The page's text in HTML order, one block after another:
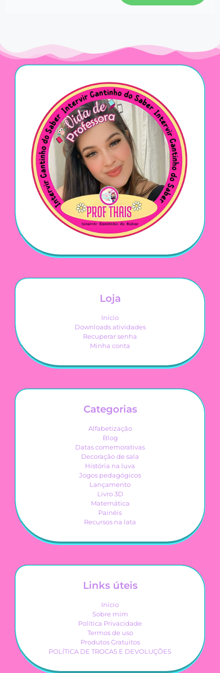
Loja
Início
Downloads atividades
Recuperar senha
Minha conta
Categorias
Alfabetização
Blog
Datas comemorativas
Decoração de sala
História na luva
Jogos pedagógicos
Lançamento
Livro 3D
Matemática
Painéis
Recursos na lata
Links úteis
Início
Sobre mim
Política Privacidade
Termos de uso
Produtos Gratuitos
POLÍTICA DE TROCAS E DEVOLUÇÕES